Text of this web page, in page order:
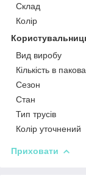
Склад
Колір
Вид виробу
Кількість в
Сезон
Стан
Тип трусів
Колір уточнений
Приховати